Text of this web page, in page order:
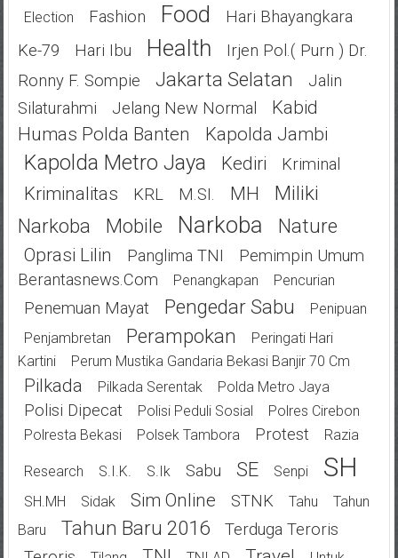
Election Fashion Food
Hari Bhayangkara
Ke-79
Hari Ibu Health
Irjen Pol.( Purn ) Dr.
Ronny F. Sompie
Jakarta Selatan
Jalin
Silaturahmi
Jelang New Normal
Kabid
Humas Polda Banten
Kapolda Jambi
Kapolda Metro Jaya Kediri Kriminal
Kriminalitas KRL M.SI. MH
Miliki
Narkoba
Mobile Narkoba Nature
Oprasi Lilin Panglima TNI
Pemimpin Umum
Berantasnews.com
Penangkapan Pencurian
Penemuan Mayat Pengedar Sabu
Penipuan
Penjambretan
Perampokan
Peringati Hari
Kartini
Perum Mustika Gandaria Bekasi Banjir 70 Cm
Pilkada Pilkada Serentak Polda Metro Jaya
Polisi Dipecat Polisi Peduli Sosial
Polres Cirebon
Polresta Bekasi
Polsek Tambora Protest Razia
Research S.I.K. S.Ik Sabu SE Senpi SH
SH.MH Sidak Sim Online STNK Tahu
Tahun
Baru
Tahun Baru 2016
Terduga Teroris